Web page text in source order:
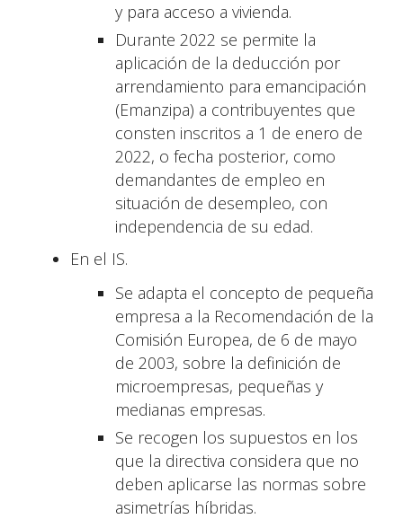
y para acceso a vivienda.
Durante 2022 se permite la
aplicación de la deducción por
arrendamiento para emancipación
(Emanzipa) a contribuyentes que
consten inscritos a 1 de enero de
2022, o fecha posterior, como
demandantes de empleo en
situación de desempleo, con
independencia de su edad.
En el IS.
Se adapta el concepto de pequeña
empresa a la Recomendación de la
Comisión Europea, de 6 de mayo
de 2003, sobre la definición de
microempresas, pequeñas y
medianas empresas.
Se recogen los supuestos en los
que la directiva considera que no
deben aplicarse las normas sobre
asimetrías híbridas.